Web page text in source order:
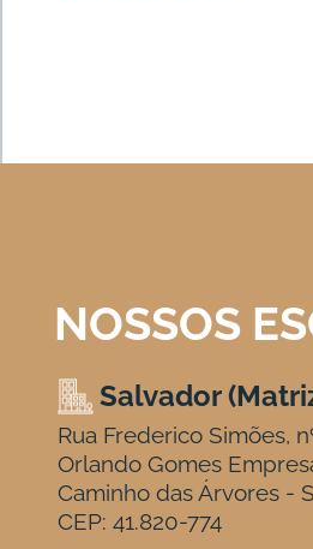
NOSSOS
Salvador
Rua Frederico Simões,
Orlando Gomes
Caminho das Árvores -
CEP: 41.820-774